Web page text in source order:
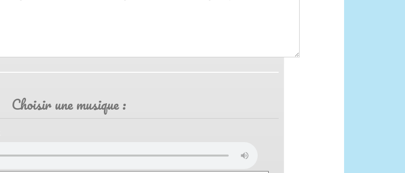
Choisir une musique :